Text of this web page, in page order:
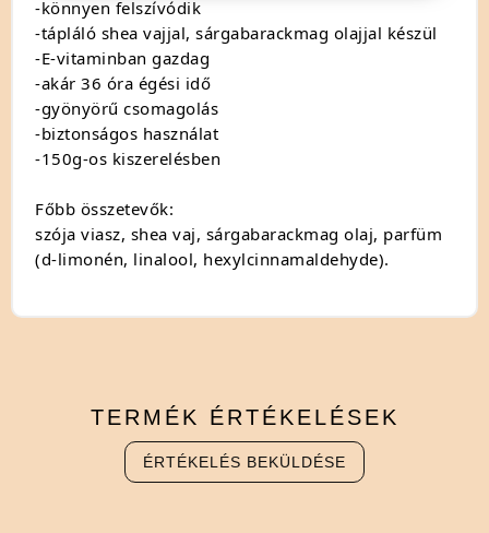
-könnyen felszívódik
-tápláló shea vajjal, sárgabarackmag olajjal készül
-E-vitaminban gazdag
-akár 36 óra égési idő
-gyönyörű csomagolás
-biztonságos használat
-150g-os kiszerelésben
Főbb összetevők:
szója viasz, shea vaj, sárgabarackmag olaj, parfüm
(d-limonén, linalool, hexylcinnamaldehyde).
TERMÉK ÉRTÉKELÉSEK
ÉRTÉKELÉS BEKÜLDÉSE